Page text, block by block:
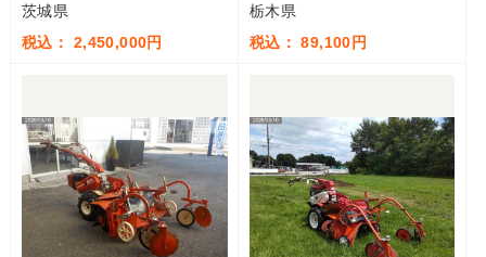
茨城県
税込： 2,450,000円
栃木県
税込： 89,100円